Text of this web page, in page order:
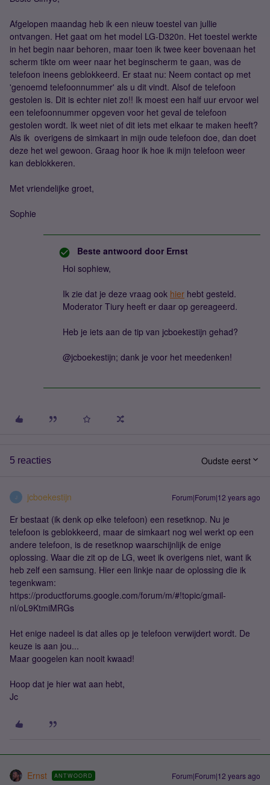
Afgelopen maandag heb ik een nieuw toestel van jullie
ontvangen. Het gaat om het model LG-D320n. Het toestel werkte
in het begin naar behoren, maar toen ik twee keer bovenaan het
scherm tikte om weer naar het beginscherm te gaan, was de
telefoon ineens geblokkeerd. Er staat nu: Neem contact op met
'genoemd telefoonnummer' als u dit vindt. Alsof de telefoon
gestolen is. Dit is echter niet zo!! Ik moest een half uur ervoor wel
een telefoonnummer opgeven voor het geval de telefoon
gestolen wordt. Ik weet niet of dit iets met elkaar te maken heeft?
Als ik overigens de simkaart in mijn oude telefoon doe, dan doet
deze het wel gewoon. Graag hoor ik hoe ik mijn telefoon weer
kan deblokkeren.
Met vriendelijke groet,
Sophie
Beste antwoord door Ernst
Hoi sophiew,
Ik zie dat je deze vraag ook hier hebt gesteld.
Moderator Tiury heeft er daar op gereageerd.
Heb je iets aan de tip van jcboekestijn gehad?
@jcboekestijn; dank je voor het meedenken!
5 reacties Oudste eerst
J jcboekestijn Forum|Forum|12 years ago
Er bestaat (ik denk op elke telefoon) een resetknop. Nu je
telefoon is geblokkeerd, maar de simkaart nog wel werkt op een
andere telefoon, is de resetknop waarschijnlijk de enige
oplossing. Waar die zit op de LG, weet ik overigens niet, want ik
heb zelf een samsung. Hier een linkje naar de oplossing die ik
tegenkwam:
https://productforums.google.com/forum/m/#!topic/gmail-
nl/oL9KtmiMRGs
Het enige nadeel is dat alles op je telefoon verwijdert wordt. De
keuze is aan jou...
Maar googelen kan nooit kwaad!
Hoop dat je hier wat aan hebt,
Jc
Ernst ANTWOORD Forum|Forum|12 years ago